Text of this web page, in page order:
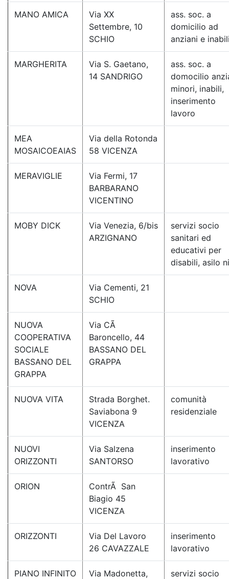
MANO AMICA
Via XX
Settembre, 10
SCHIO
ass. soc. a
domicilio ad
anziani e
MARGHERITA
Via S. Gaetano,
14 SANDRIGO
ass. soc. a
domocilio
minori, inabili,
inserimento
lavoro
MEA
MOSAICOEAIAS
Via della Rotonda
58 VICENZA
MERAVIGLIE
Via Fermi, 17
BARBARANO
VICENTINO
MOBY DICK
Via Venezia, 6/bis
ARZIGNANO
servizi socio
sanitari ed
educativi per
disabili, asilo
NOVA
Via Cementi, 21
SCHIO
NUOVA
COOPERATIVA
SOCIALE
BASSANO DEL
GRAPPA
Via CÃ
Baroncello, 44
BASSANO DEL
GRAPPA
NUOVA VITA
Strada Borghet.
Saviabona 9
VICENZA
comunità
residenziale
NUOVI
ORIZZONTI
Via Salzena
SANTORSO
inserimento
lavorativo
ORION
ContrÃ San
Biagio 45
VICENZA
ORIZZONTI
Via Del Lavoro
26 CAVAZZALE
inserimento
lavorativo
PIANO INFINITO
Via Madonetta,
servizi socio